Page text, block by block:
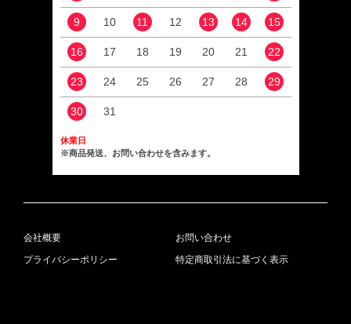
9 10 11 12 13 14 15
16 17 18 19 20 21 22
23 24 25 26 27 28 29
30 31
休業日
※商品発送、お問い合わせを含みます。
会社概要
お問い合わせ
プライバシーポリシー
特定商取引法に基づく表示